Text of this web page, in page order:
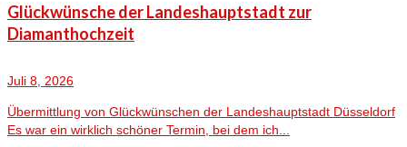
Glückwünsche der Landeshauptstadt zur
Diamanthochzeit
Juli 8, 2026
Übermittlung von Glückwünschen der Landeshauptstadt Düsseldorf
Es war ein wirklich schöner Termin, bei dem ich...